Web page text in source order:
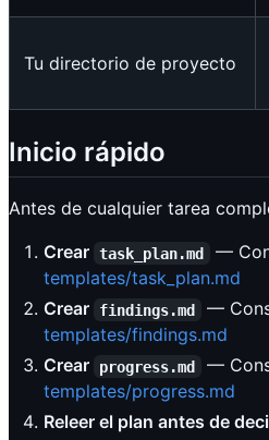
Tu directorio de proyecto
Inicio rápido
Antes de cualquier tarea
Crear task_plan.md
—
templates/task_plan.md
Crear
findings.md
—
templates/findings.md
Crear
progress.md
—
templates/progress.md
Releer el plan antes de